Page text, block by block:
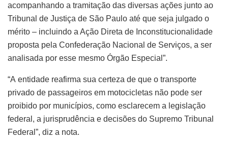
acompanhando a tramitação das diversas ações junto ao
Tribunal de Justiça de São Paulo até que seja julgado o
mérito – incluindo a Ação Direta de Inconstitucionalidade
proposta pela Confederação Nacional de Serviços, a ser
analisada por esse mesmo Órgão Especial”.
“A entidade reafirma sua certeza de que o transporte
privado de passageiros em motocicletas não pode ser
proibido por municípios, como esclarecem a legislação
federal, a jurisprudência e decisões do Supremo Tribunal
Federal”, diz a nota.